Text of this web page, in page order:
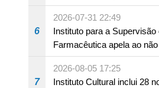
em Fuzhou
6
2026-07-31 22:49
Instituto para a
Farmacêutica apela ao
produto com substâncias
ocidentais
7
2026-08-05 17:25
Instituto Cultural inclui 28